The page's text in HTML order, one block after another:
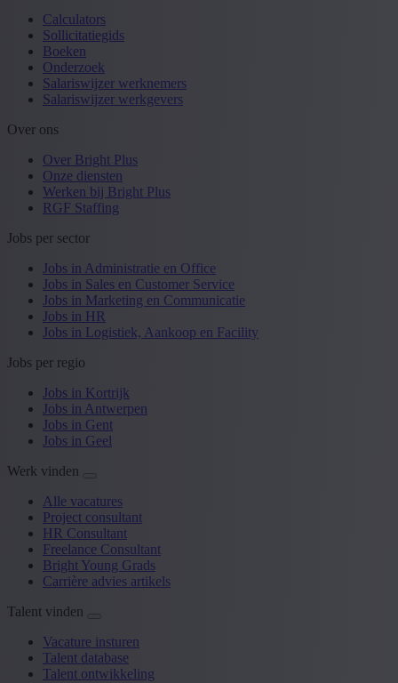
Calculators
Sollicitatiegids
Boeken
Onderzoek
Salariswijzer werknemers
Salariswijzer werkgevers
Over ons
Over Bright Plus
Onze diensten
Werken bij Bright Plus
RGF Staffing
Jobs per sector
Jobs in Administratie en Office
Jobs in Sales en Customer Service
Jobs in Marketing en Communicatie
Jobs in HR
Jobs in Logistiek, Aankoop en Facility
Jobs per regio
Jobs in Kortrijk
Jobs in Antwerpen
Jobs in Gent
Jobs in Geel
Werk vinden
Alle vacatures
Project consultant
HR Consultant
Freelance Consultant
Bright Young Grads
Carrière advies artikels
Talent vinden
Vacature insturen
Talent database
Talent ontwikkeling